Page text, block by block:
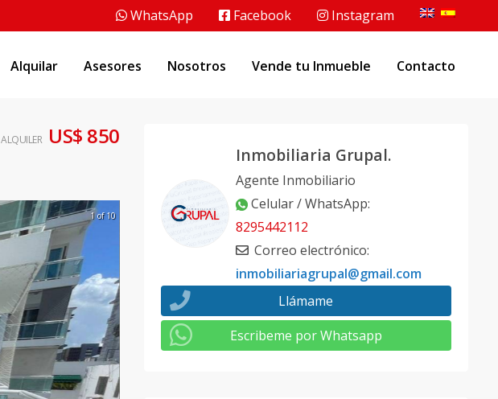
WhatsApp Facebook Instagram
Alquilar Asesores Nosotros Vende tu Inmueble Contacto
ALQUILER US$ 850
1 of 10
Inmobiliaria Grupal.
Agente Inmobiliario
Celular / WhatsApp:
8295442112
Correo electrónico:
inmobiliariagrupal@gmail.com
Llámame
Escribeme por Whatsapp